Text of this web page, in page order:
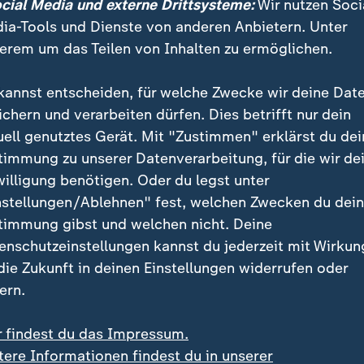
damit in der Pflege ordentlich bezahlt wird."
15,4 Milliarden Euro Defizite
Pflege sind inzwischen chronisch geworden, auch
um 0,2 Punkte Anfang 2025. Laut
ein Defizit von rund 7,6 Milliarden
die jährliche Deckungslücke bis 2028 demnach
Große Zweifel an Reformplänen der
Media und externe Drittsysteme:Wir nutzen
Tools und Dienste von anderen Anbietern. Unter
um das Teilen von Inhalten zu ermöglichen.
entscheiden, für welche Zwecke wir deine
und verarbeiten dürfen. Dies betrifft nur dein
genutztes Gerät. Mit "Zustimmen" erklärst du
zu unserer Datenverarbeitung, für die wir
benötigen. Oder du legst unter
Ablehnen" fest, welchen Zwecken du
gibst und welchen nicht. Deine
kannst du jederzeit mit
Zukunft in deinen Einstellungen widerrufen oder
findest du das Impressum.
Informationen findest du in unserer